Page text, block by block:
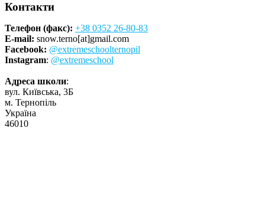
Контакти
Телефон (факс): +38 0352 26-80-83
E-mail: snow.terno[at]gmail.com
Facebook: @extremeschoolternopil
Instagram: @extremeschool
Адреса школи:
вул. Київська, 3Б
м. Тернопіль
Україна
46010